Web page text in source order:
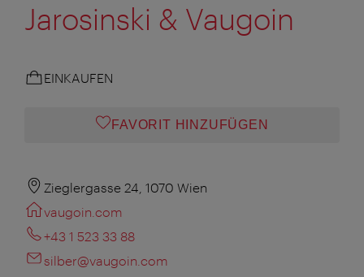
Jarosinski & Vaugoin
EINKAUFEN
FAVORIT HINZUFÜGEN
Zieglergasse 24, 1070 Wien
vaugoin.com
+43 1 523 33 88
silber@vaugoin.com